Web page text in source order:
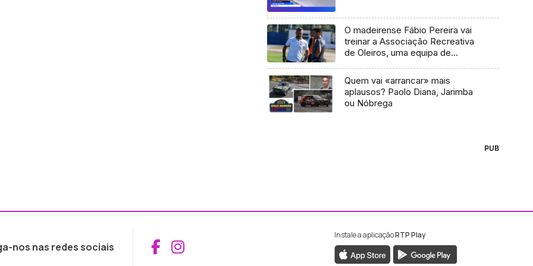
O madeirense Fábio Pereira vai
treinar a Associação Recreativa
de Oleiros, uma equipa de
Quem vai «arrancar» mais
aplausos? Paolo Diana, Jarimba
ou Nóbrega
PUB
nos nas redes sociais Aceder ao Facebook da RTP Madeira
Aceder ao Instagram da RTP Madeira
Instale a aplicaçãoRTP Play